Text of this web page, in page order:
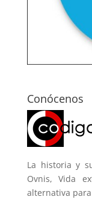
Conócenos
La historia y
Ovnis, Vida
alternativa